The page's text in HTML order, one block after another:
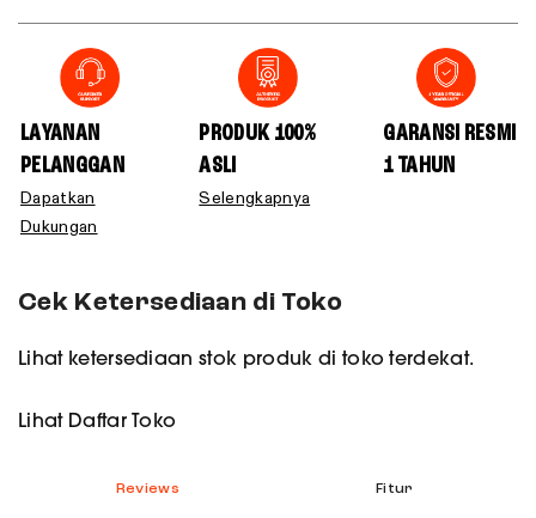
LAYANAN
PELANGGAN
Dapatkan
Dukungan
PRODUK 100%
ASLI
Selengkapnya
GARANSI RESMI
1 TAHUN
Cek Ketersediaan di Toko
Lihat ketersediaan stok produk di toko terdekat.
Lihat Daftar Toko
Reviews Fitur